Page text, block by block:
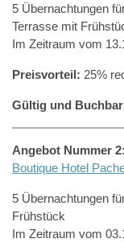
5 Übernachtungen
Terrasse mit
Im Zeitraum vom
Preisvorteil: 25%
Gültig und Buchbar
Angebot Nummer 2:
Boutique Hotel
5 Übernachtungen
Frühstück
Im Zeitraum vom